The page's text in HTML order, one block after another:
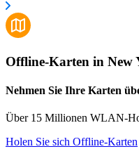
Offline-Karten in New
Nehmen Sie Ihre Karten
Über 15 Millionen WLAN-
Holen Sie sich Offline-Karten